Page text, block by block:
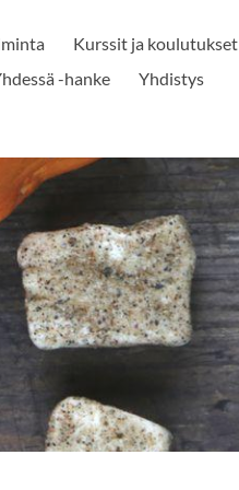
Kurssit ja koulutukset
-hanke
Yhdistys